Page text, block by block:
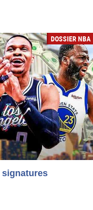
DOSSIER NBA
signatures